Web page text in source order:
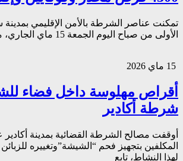
تمكنت عناصر الشرطة بالأمن الإقليمي
الأولى من صباح اليوم الجمعة 15 ماي الجاري، من توقيف ثلاثة
أقراص مهلوسة داخل فضاء
شرطة أكادير
أوقفت مصالح الشرطة القضائية بمدينة أكادير
المكلفين بتجهيز فحم “الشيشة”وتغييره
لهذا النشاط، تابع